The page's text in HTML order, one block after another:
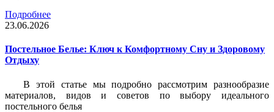
Подробнее
23.06.2026
Постельное Белье: Ключ к Комфортному Сну и Здоровому
Отдыху
В этой статье мы подробно рассмотрим разнообразие
материалов, видов и советов по выбору идеального
постельного белья